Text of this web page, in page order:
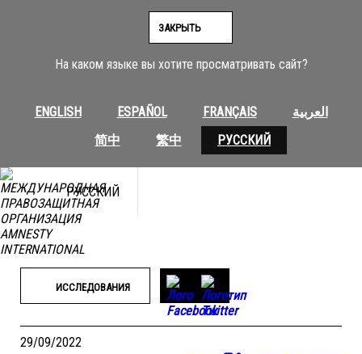
На каком языке вы хотите просматривать сайт?
ENGLISH ESPAÑOL FRANÇAIS
العربية
简中
繁中 РУССКИЙ
ЗАКРЫТЬ
РУССКИЙ
ИССЛЕДОВАНИЯ
29/09/2022